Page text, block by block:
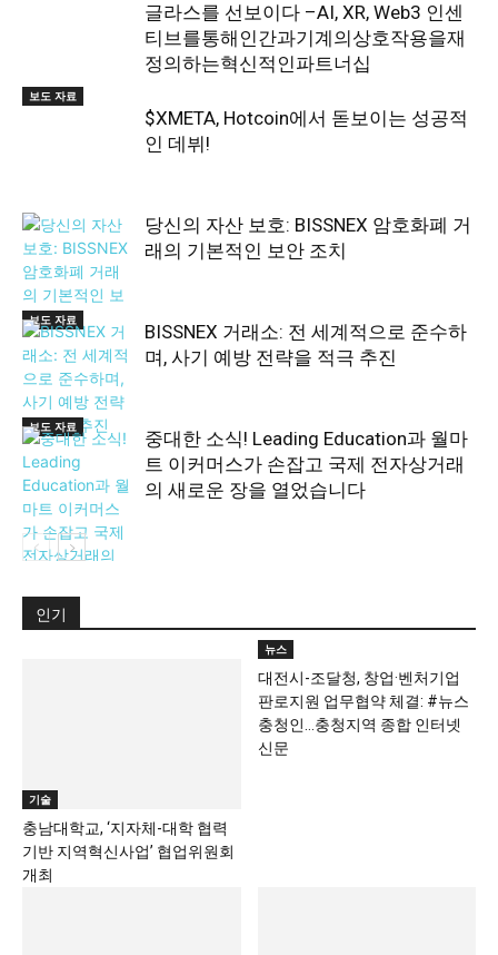
글라스를 선보이다 –AI, XR, Web3 인센
티브를통해인간과기계의상호작용을재
정의하는혁신적인파트너십
보도 자료
$XMETA, Hotcoin에서 돋보이는 성공적
인 데뷔!
보도 자료
당신의 자산 보호: BISSNEX 암호화폐 거
래의 기본적인 보안 조치
보도 자료
BISSNEX 거래소: 전 세계적으로 준수하
며, 사기 예방 전략을 적극 추진
중대한 소식! Leading Education과 월마
트 이커머스가 손잡고 국제 전자상거래
의 새로운 장을 열었습니다
인기
기술
충남대학교, ‘지자체-대학 협력
기반 지역혁신사업’ 협업위원회
개최
뉴스
대전시-조달청, 창업·벤처기업
판로지원 업무협약 체결: #뉴스
충청인…충청지역 종합 인터넷
신문
스포츠